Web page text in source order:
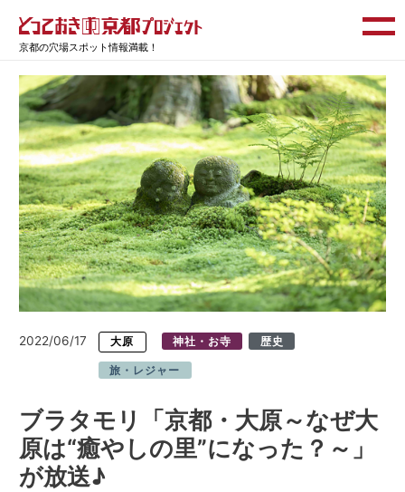
京都の穴場スポット情報満載！
2022/06/17 大原 神社・お寺 歴史
旅・レジャー
ブラタモリ「京都・大原～なぜ大
原は“癒やしの里”になった？～」
が放送♪